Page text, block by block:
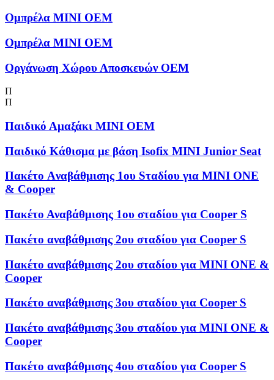
Ομπρέλα MINI OEM
Ομπρέλα MINI OEM
Οργάνωση Χώρου Αποσκευών OEM
Π
Π
Παιδικό Αμαξάκι MINI OEM
Παιδικό Κάθισμα με βάση Isofix MINI Junior Seat
Πακέτο Aναβάθμισης 1ου Sταδίου για MINI ONE
& Cooper
Πακέτο Αναβάθμισης 1ου σταδίου για Cooper S
Πακέτο αναβάθμισης 2ου σταδίου για Cooper S
Πακέτο αναβάθμισης 2ου σταδίου για MINI ONE &
Cooper
Πακέτο αναβάθμισης 3ου σταδίου για Cooper S
Πακέτο αναβάθμισης 3ου σταδίου για MINI ONE &
Cooper
Πακέτο αναβάθμισης 4ου σταδίου για Cooper S